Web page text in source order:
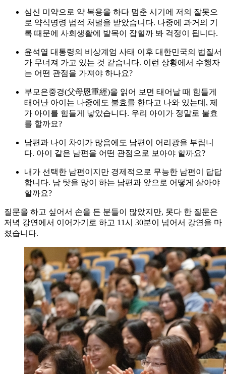
심신 미약으로 약 복용을 하다 멈춘 시기에 저의 잘못으
로 약식명령 법적 처벌을 받았습니다. 나중에 과거의 기
록 때문에 사회생활에 발목이 잡힐까 봐 걱정이 됩니다.
윤석열 대통령의 비상계엄 사태 이후 대한민국의 법질서
가 무너져 가고 있는 것 같습니다. 이런 상황에서 수행자
는 어떤 관점을 가져야 하나요?
부모은중경(父母恩重經)을 읽어 보면 태어날 때 힘들게
태어난 아이는 나중에도 불효를 한다고 나와 있는데, 제
가 아이를 힘들게 낳았습니다. 우리 아이가 정말로 불효
를 할까요?
남편과 나이 차이가 많음에도 남편이 어리광을 부립니
다. 아이 같은 남편을 어떤 관점으로 보아야 할까요?
내가 선택한 남편이지만 경제적으로 무능한 남편이 답답
합니다. 남 탓을 많이 하는 남편과 앞으로 어떻게 살아야
할까요?
질문을 하고 싶어서 손을 든 분들이 많았지만, 못다 한 질문은
저녁 강연에서 이어가기로 하고 11시 30분이 넘어서 강연을 마
쳤습니다.